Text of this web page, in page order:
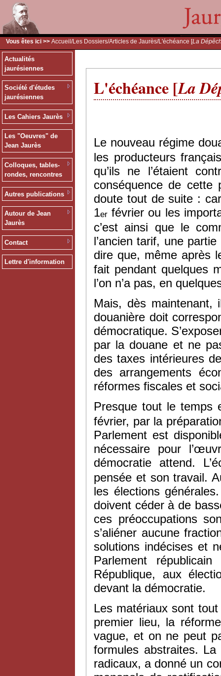
Vous êtes ici >> Accueil /Les Dossiers/Articles de Jaurès/L'échéance [La
Actualités
jaurésiennes
Société d'études
jaurésiennes
Les Cahiers Jaurès
Les "Oeuvres" de
Jean Jaurès
Colloques, tables-
rondes, rencontres
Autres publications
Autour de Jean
Jaurès
Contact
Lettre d'information
L'échéance [La
Le nouveau régime
les producteurs
qu’ils ne l’étaient
conséquence de
doute tout de suite :
1er février ou les
c’est ainsi que le
l’ancien tarif, une
dire que, même après
fait pendant quelques
l’on n’a pas, en
Mais, dès maintenant,
douanière doit
démocratique.
par la douane et ne
des taxes intérieures
des arrangements
réformes fiscales et
Presque tout le temps
février, par la
Parlement est
nécessaire pour
démocratie attend.
pensée et son travail.
les élections
doivent céder à de
ces préoccupations
s’aliéner aucune
solutions indécises et
Parlement
République, aux
devant la démocratie.
Les matériaux sont
premier lieu, la
vague, et on ne peut
formules abstraites.
radicaux, a donné un